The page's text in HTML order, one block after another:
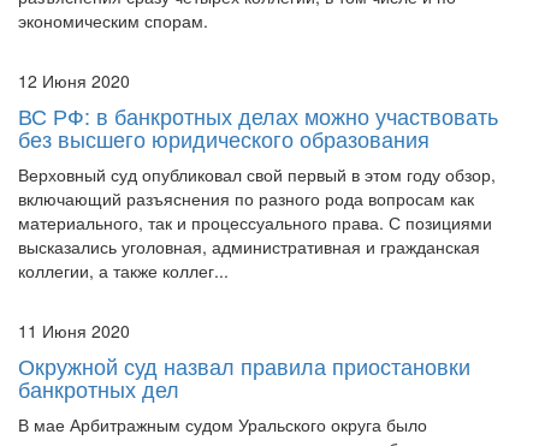
12 Июня 2020
без высшего юридического образования
Верховный суд опубликовал свой первый в этом году обзор,
включающий разъяснения по разного рода вопросам как
материального, так и процессуального права. С позициями
высказались уголовная, административная и гражданская
коллегии, а также коллег...
11 Июня 2020
банкротных дел
В мае Арбитражным судом Уральского округа было
разъяснено, в каком случае приостановление банкротного
спора является обоснованным и почему.